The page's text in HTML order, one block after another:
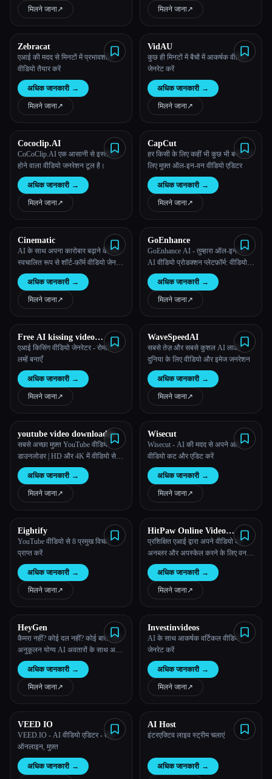
Esc
मिलने जाना↗︎ मिलने जाना↗︎
Zebracat
एआई की मदद से मिनटों में प्रभावशाली
वीडियो तैयार करें
अधिक जानकारी →
मिलने जाना↗︎
VidAU
कुछ ही मिनटों में बैचों में आकर्षक वीडियो
जेनरेट करें
अधिक जानकारी →
मिलने जाना↗︎
Cococlip.AI
CoCoClip.AI एक आसानी से इस्तेमाल
होने वाला वीडियो जनरेशन टूल है।
अधिक जानकारी →
मिलने जाना↗︎
CapCut
हर किसी के लिए कहीं भी कुछ भी बनाने के
लिए मुफ़्त ऑल-इन-वन वीडियो एडिटर
अधिक जानकारी →
मिलने जाना↗︎
Cinematic
AI के साथ अपना कारोबार बढ़ाने के लिए
स्वचालित रूप से शॉर्ट-फ़ॉर्म वीडियो जेनरेट
करें
अधिक जानकारी →
मिलने जाना↗︎
GoEnhance
GoEnhance AI - तुम्हारा ऑल-इन-वन
AI वीडियो प्रोडक्शन प्लेटफ़ॉर्म: वीडियो
निर्माण को पहले से कहीं ज्यादा सरल
बनानाअधिक जानकारी →
मिलने जाना↗︎
Free AI kissing video
generator
एआई किसिंग वीडियो जेनरेटर - रोमांटिक
लम्हें बनाएँ
अधिक जानकारी →
मिलने जाना↗︎
WaveSpeedAI
सबसे तेज़ और सबसे कुशल AI लाओ
दुनिया के लिए वीडियो और इमेज जनरेशन
अधिक जानकारी →
मिलने जाना↗︎
youtube video downloader
सबसे अच्छा मुफ़्त YouTube वीडियो
डाउनलोडर | HD और 4K में वीडियो सेव
करें
अधिक जानकारी →
मिलने जाना↗︎
Wisecut
Wisecut - AI की मदद से अपने आप
वीडियो कट और एडिट करें
अधिक जानकारी →
मिलने जाना↗︎
Eightify
YouTube वीडियो से 8 प्रमुख विचार
प्राप्त करें
अधिक जानकारी →
मिलने जाना↗︎
HitPaw Online Video
Enhancer
प्रशिक्षित एआई द्वारा अपने वीडियो को
अनब्लर और अपस्केल करने के लिए वन-
क्लिक।
अधिक जानकारी →
मिलने जाना↗︎
HeyGen
कैमरा नहीं? कोई दल नहीं? कोई बात नहीं!
अनुकूलन योग्य AI अवतारों के साथ अपने
वीडियो उत्पादन को बढ़ाएं
अधिक जानकारी →
मिलने जाना↗︎
Investinvideos
AI के साथ आकर्षक वर्टिकल वीडियो
जेनरेट करें
अधिक जानकारी →
मिलने जाना↗︎
VEED IO
VEED.IO - AI वीडियो एडिटर - तेज़,
ऑनलाइन, मुफ़्त
अधिक जानकारी →
AI Host
इंटरएक्टिव लाइव स्ट्रीम चलाएं
अधिक जानकारी →